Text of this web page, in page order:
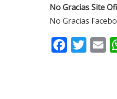
No Gracias Site
No Gracias